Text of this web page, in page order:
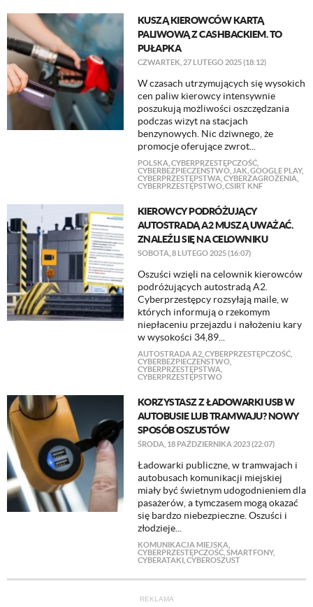
KUSZĄ KIEROWCÓW KARTĄ
PALIWOWĄ Z CASHBACKIEM. TO
PUŁAPKA
CZWARTEK, 27 LUTEGO 2025 (18:12)
W czasach utrzymujących się wysokich
cen paliw kierowcy intensywnie
poszukują możliwości oszczędzania
podczas wizyt na stacjach
benzynowych. Nic dziwnego, że
promocje oferujące zwrot...
POLSKA CYBERPRZESTĘPCZOŚĆ,
CYBERBEZPIECZEŃSTWO, JAK GOOGLE PLAY,
CYBERPRZESTĘPSTWA CYBERZAGROŻENIA
CYBERPRZESTĘPSTWO, CSIRT KNF
KIEROWCY PODRÓŻUJĄCY
AUTOSTRADĄ A2 MUSZĄ UWAŻAĆ.
ZNALEŹLI SIĘ NA CELOWNIKU
SOBOTA, 8 LUTEGO 2025 (16:07)
Oszuści wzięli na celownik kierowców
podróżujących autostradą A2.
Cyberprzestępcy rozsyłają maile, w
których informują o rzekomym
niepłaceniu przejazdu i nałożeniu kary
w wysokości 34,89...
AUTOSTRADA A2, CYBERPRZESTĘPCZOŚĆ,
CYBERBEZPIECZEŃSTWO,
CYBERPRZESTĘPSTWA
CYBERPRZESTĘPSTWO
KORZYSTASZ Z ŁADOWARKI USB W
AUTOBUSIE LUB TRAMWAJU? NOWY
SPOSÓB OSZUSTÓW
ŚRODA, 18 PAŹDZIERNIKA 2023 (22:07)
Ładowarki publiczne, w tramwajach i
autobusach komunikacji miejskiej
miały być świetnym udogodnieniem dla
pasażerów, a tymczasem mogą okazać
się bardzo niebezpieczne. Oszuści i
złodzieje...
KOMUNIKACJA MIEJSKA
CYBERPRZESTĘPCZOŚĆ, SMARTFONY,
CYBERATAKI, CYBEROSZUST
REKLAMA